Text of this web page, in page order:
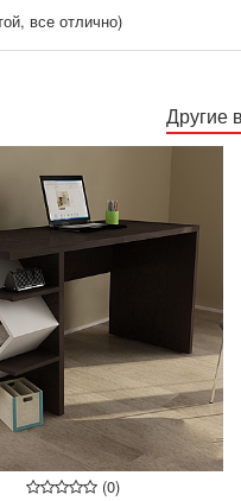
все отлично)
Другие
(0)